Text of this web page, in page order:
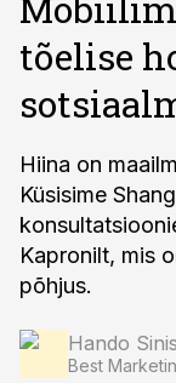
tõelise
Hiina on
Küsisime
Kapronilt, mis
põhjus.
Hando
Best